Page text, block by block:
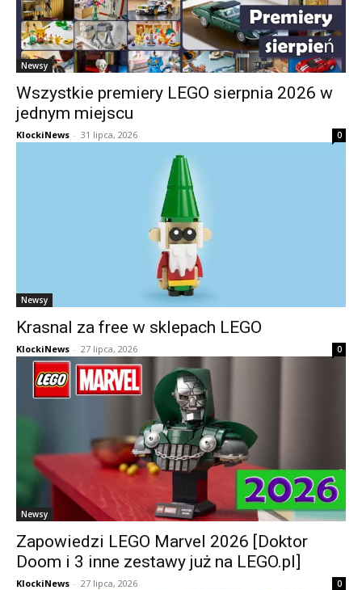
Newsy
Wszystkie premiery LEGO sierpnia 2026 w
jednym miejscu
KlockiNews - 31 lipca, 2026 0
Newsy
Krasnal za free w sklepach LEGO
KlockiNews - 27 lipca, 2026 0
Newsy
Zapowiedzi LEGO Marvel 2026 [Doktor
Doom i 3 inne zestawy już na LEGO.pl]
KlockiNews - 27 lipca, 2026 0